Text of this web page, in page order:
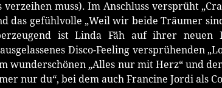
verzeihen muss). Im Anschluss versprüht
das gefühlvolle „Weil wir beide Träumer
ist Linda Fäh auf ihrer neuen
Disco-Feeling versprühenden
wunderschönen „Alles nur mit Herz“ und
nur du“, bei dem auch Francine Jordi als